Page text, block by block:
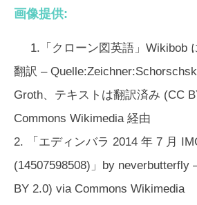
画像提供:
1.「クローン図英語」Wikibob
翻訳 –
Groth、テキストは翻訳済み (CC
Commons Wikimedia 経由
2. 「エディンバラ 2014 年 7 月
(14507598508)」by neverbutterfly
BY 2.0) via Commons Wikimedia